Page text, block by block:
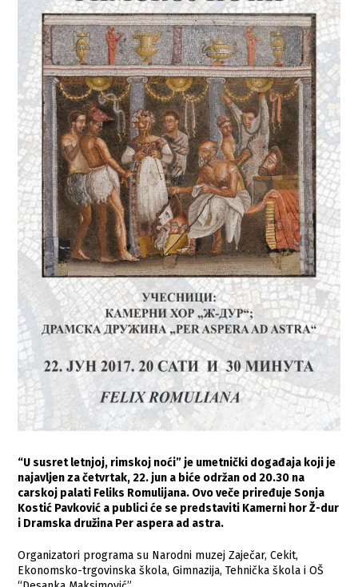
“U susret letnjoj, rimskoj noći” je umetnički događaja koji je
najavljen za četvrtak, 22. jun a biće održan od 20.30 na
carskoj palati Feliks Romulijana. Ovo veče priređuje Sonja
Kostić Pavković a publici će se predstaviti Kamerni hor Ž-dur
i Dramska družina Per aspera ad astra.
Organizatori programa su Narodni muzej Zaječar, Cekit,
Ekonomsko-trgovinska škola, Gimnazija, Tehnička škola i OŠ